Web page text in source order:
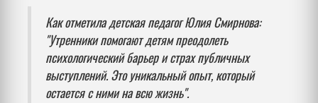
Как отметила детская педагог Юлия Смирнова:
"Утренники помогают детям преодолеть
психологический барьер и страх публичных
выступлений. Это уникальный опыт, который
остается с ними на всю жизнь".